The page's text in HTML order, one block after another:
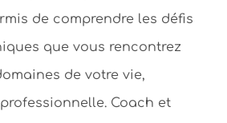
de comprendre les défis
que vous rencontrez
de votre vie,
Coach et